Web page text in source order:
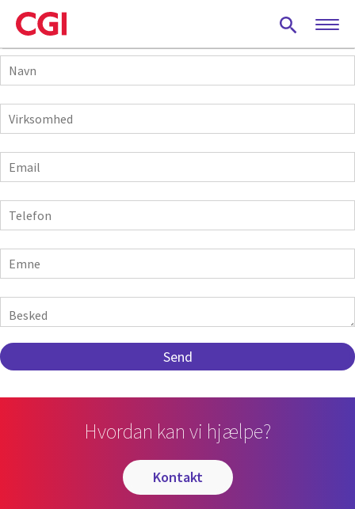
Skip
to
main
content
Navn
Virksomhed
E-
mail
Telefon
Emne
Hvordan kan vi hjælpe?
kontakt